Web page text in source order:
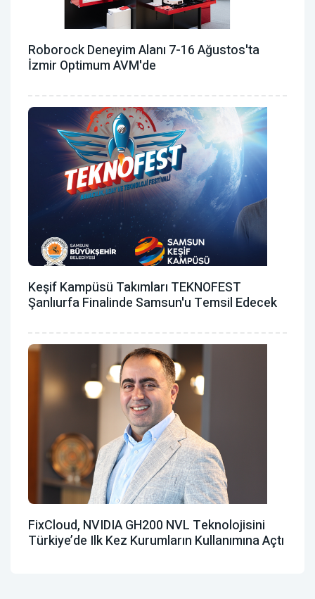
Roborock Deneyim Alanı 7-16 Ağustos'ta
İzmir Optimum AVM'de
Keşif Kampüsü Takımları TEKNOFEST
Şanlıurfa Finalinde Samsun'u Temsil Edecek
FixCloud, NVIDIA GH200 NVL Teknolojisini
Türkiye’de Ilk Kez Kurumların Kullanımına Açtı